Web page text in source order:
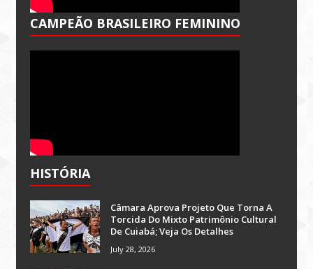
CAMPEÃO BRASILEIRO FEMININO
HISTÓRIA
Câmara Aprova Projeto Que Torna A
Torcida Do Mixto Patrimônio Cultural
De Cuiabá; Veja Os Detalhes
July 28, 2026